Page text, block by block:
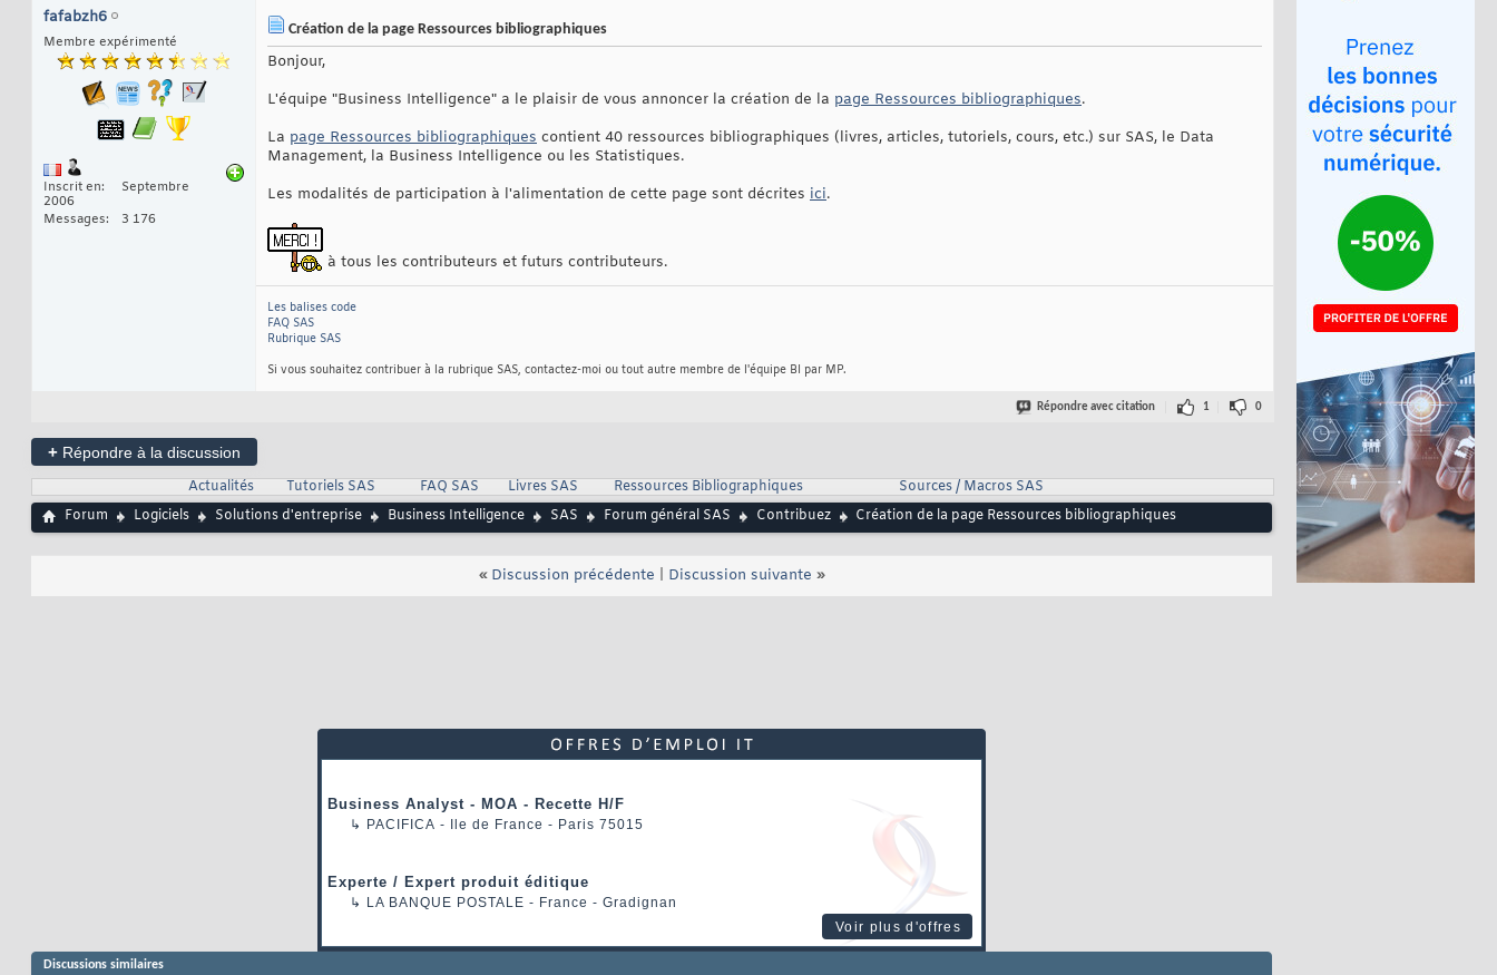
fafabzh6
Membre expérimenté
Inscrit en
Septembre
2006
Messages
3 176
Création de la page Ressources bibliographiques
Bonjour,
L'équipe "Business Intelligence" a le plaisir de vous annoncer la création de la page Ressources bibliographiques.
La page Ressources bibliographiques contient 40 ressources bibliographiques (livres, articles, tutoriels, cours, etc.) sur SAS, le Data
Management, la Business Intelligence ou les Statistiques.
Les modalités de participation à l'alimentation de cette page sont décrites ici.
à tous les contributeurs et futurs contributeurs.
Les balises code
FAQ SAS
Rubrique SAS
Si vous souhaitez contribuer à la rubrique SAS, contactez-moi ou tout autre membre de l'équipe BI par MP.
Répondre avec citation 1 0
+ Répondre à la discussion
Actualités
Tutoriels SAS FAQ SAS Livres SAS Ressources Bibliographiques
Sources / Macros SAS
Forum
Logiciels Solutions d'entreprise Business Intelligence SAS Forum général SAS Contribuez Création de la page Ressources bibliographiques
« Discussion précédente Discussion suivante »
Business Analyst - MOA - Recette H/F
↳ PACIFICA - Ile de France - Paris 75015
Experte / Expert produit éditique
↳ LA BANQUE POSTALE - France - Gradignan
Voir plus d'offres
Discussions similaires